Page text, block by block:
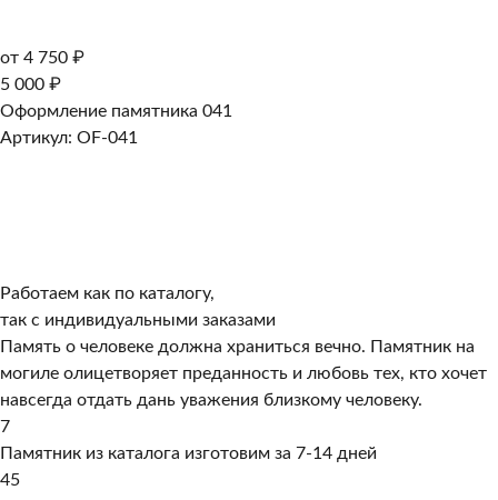
от 4 750 ₽
5 000 ₽
Оформление памятника 041
Артикул: OF-041
Работаем как по каталогу,
так с индивидуальными заказами
Память о человеке должна храниться вечно. Памятник на
могиле олицетворяет преданность и любовь тех, кто хочет
навсегда отдать дань уважения близкому человеку.
7
Памятник из каталога изготовим за 7-14 дней
45